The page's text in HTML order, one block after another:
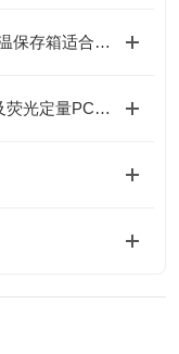
生物样本库扩容-DW-86L728BPST超低温保存箱适合吗？
SYBR Green I与TaqMan探针区别详解及荧光定量PCR仪选购指南